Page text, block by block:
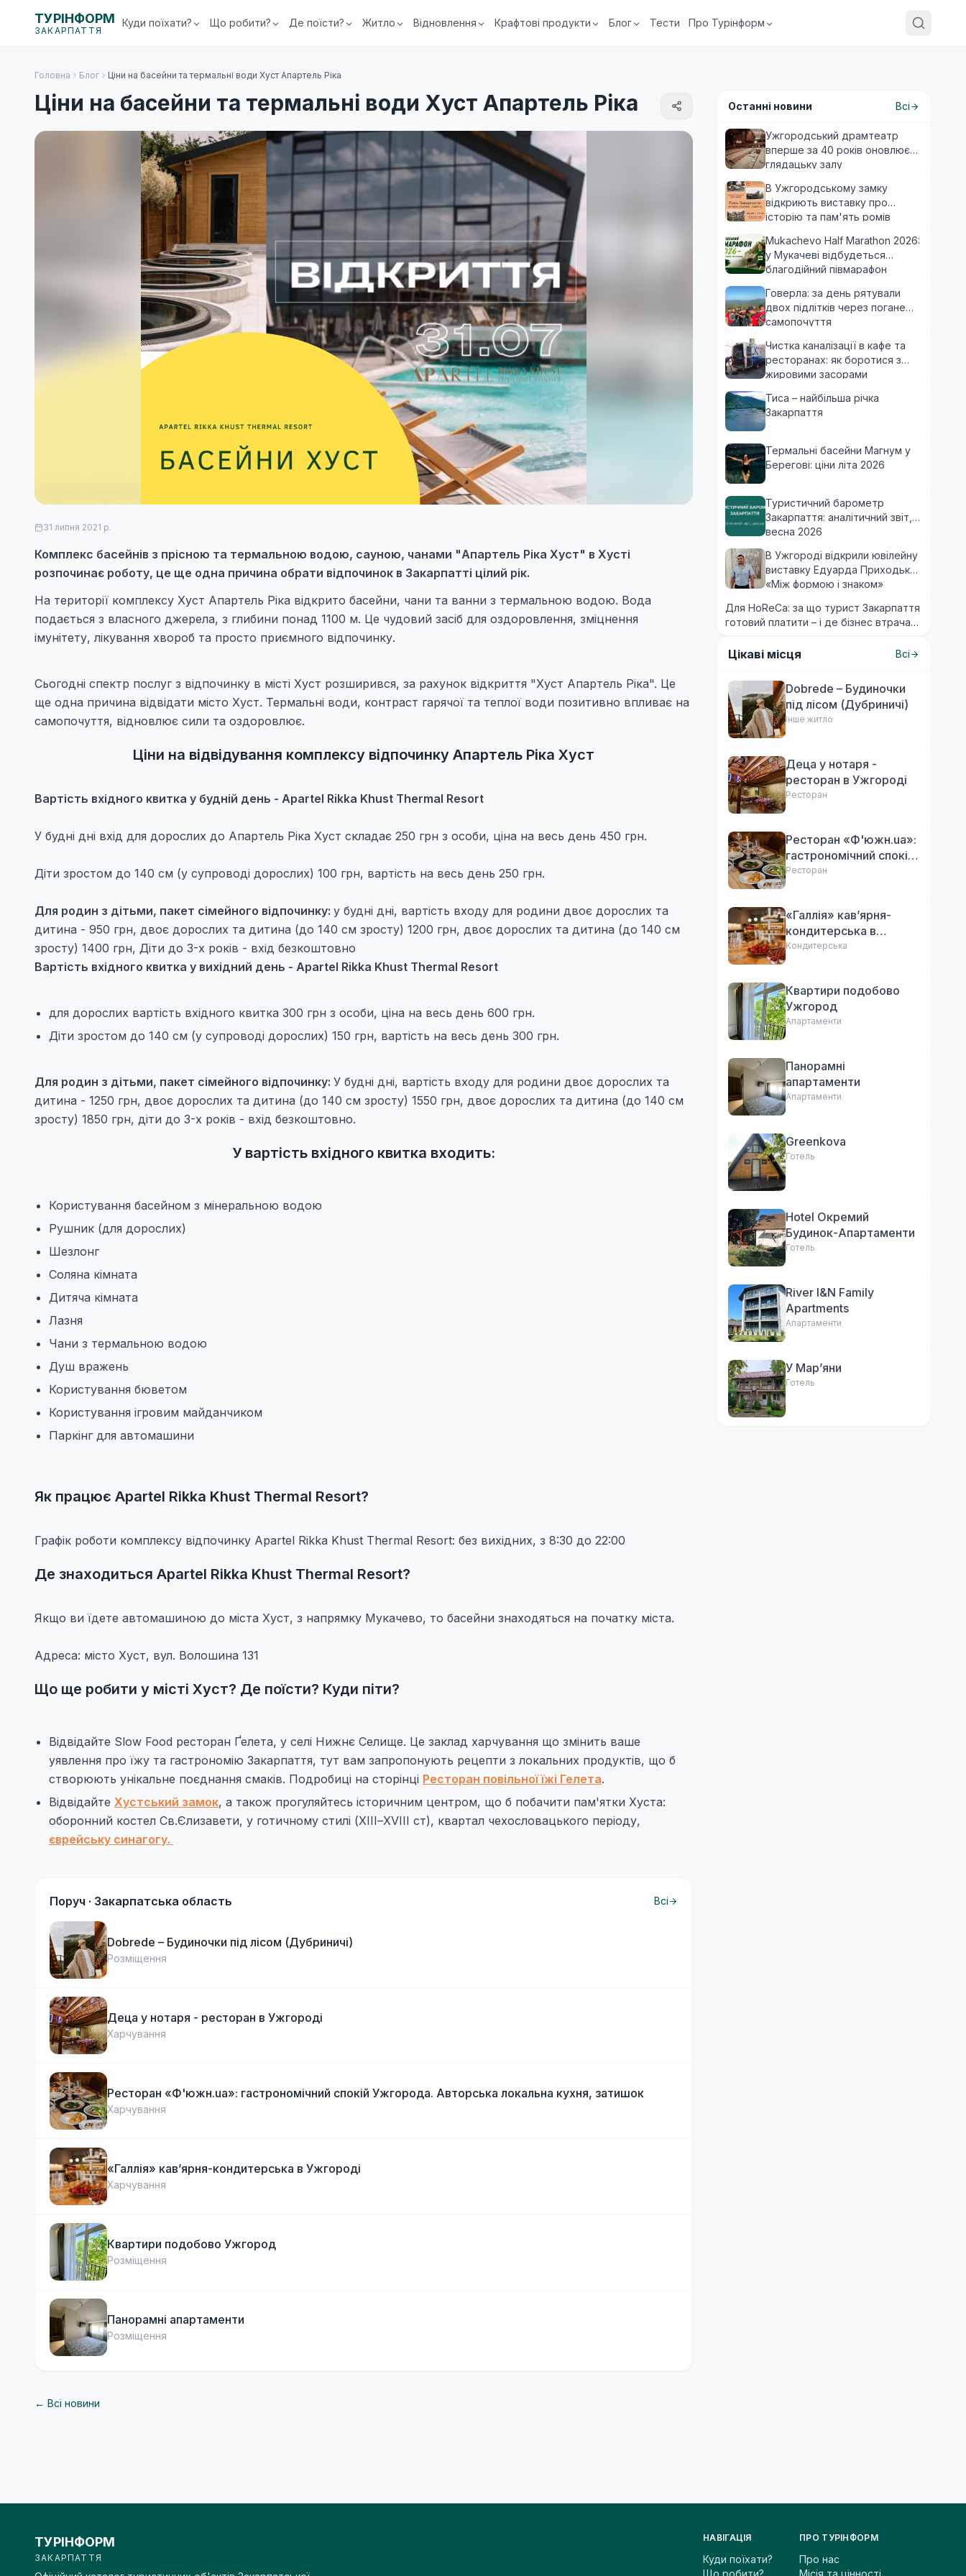
ТУРІНФОРМ
ЗАКАРПАТТЯ
Куди поїхати? Що робити? Де поїсти? Житло Відновлення Крафтові продукти Блог Тести Про Турінформ
Головна Блог Ціни на басейни та термальні води Хуст Апартель Ріка
Ціни на басейни та термальні води Хуст Апартель Ріка
31 липня 2021 р.
Комплекс басейнів з прісною та термальною водою, сауною, чанами "Апартель Ріка Хуст" в Хусті
розпочинає роботу, це ще одна причина обрати відпочинок в Закарпатті цілий рік.
На території комплексу Хуст Апартель Ріка відкрито басейни, чани та ванни з термальною водою. Вода
подається з власного джерела, з глибини понад 1100 м. Це чудовий засіб для оздоровлення, зміцнення
імунітету, лікування хвороб та просто приємного відпочинку.
Сьогодні спектр послуг з відпочинку в місті Хуст розширився, за рахунок відкриття "Хуст Апартель Ріка". Це
ще одна причина відвідати місто Хуст. Термальні води, контраст гарячої та теплої води позитивно впливає на
самопочуття, відновлює сили та оздоровлює.
Ціни на відвідування комплексу відпочинку Апартель Ріка Хуст
Вартість вхідного квитка у будній день - Apartel Rikka Khust Thermal Resort
У будні дні вхід для дорослих до Апартель Ріка Хуст складає 250 грн з особи, ціна на весь день 450 грн.
Діти зростом до 140 см (у супроводі дорослих) 100 грн, вартість на весь день 250 грн.
Для родин з дітьми, пакет сімейного відпочинку: у будні дні, вартість входу для родини двоє дорослих та
дитина - 950 грн, двоє дорослих та дитина (до 140 см зросту) 1200 грн, двоє дорослих та дитина (до 140 см
зросту) 1400 грн, Діти до 3-х років - вхід безкоштовно
Вартість вхідного квитка у вихідний день - Apartel Rikka Khust Thermal Resort
для дорослих вартість вхідного квитка 300 грн з особи, ціна на весь день 600 грн.
Діти зростом до 140 см (у супроводі дорослих) 150 грн, вартість на весь день 300 грн.
Для родин з дітьми, пакет сімейного відпочинку: У будні дні, вартість входу для родини двоє дорослих та
дитина - 1250 грн, двоє дорослих та дитина (до 140 см зросту) 1550 грн, двоє дорослих та дитина (до 140 см
зросту) 1850 грн, діти до 3-х років - вхід безкоштовно.
У вартість вхідного квитка входить:
Користування басейном з мінеральною водою
Рушник (для дорослих)
Шезлонг
Соляна кімната
Дитяча кімната
Лазня
Чани з термальною водою
Душ вражень
Користування бюветом
Користування ігровим майданчиком
Паркінг для автомашини
Як працює Apartel Rikka Khust Thermal Resort?
Графік роботи комплексу відпочинку Apartel Rikka Khust Thermal Resort: без вихідних, з 8:30 до 22:00
Де знаходиться Apartel Rikka Khust Thermal Resort?
Якщо ви їдете автомашиною до міста Хуст, з напрямку Мукачево, то басейни знаходяться на початку міста.
Адреса: місто Хуст, вул. Волошина 131
Що ще робити у місті Хуст? Де поїсти? Куди піти?
Відвідайте Slow Food ресторан Ґелета, у селі Нижнє Селище. Це заклад харчування що змінить ваше
уявлення про їжу та гастрономію Закарпаття, тут вам запропонують рецепти з локальних продуктів, що б
створюють унікальне поєднання смаків. Подробиці на сторінці Ресторан повільної їжі Гелета.
Відвідайте Хустський замок, а також прогуляйтесь історичним центром, що б побачити пам'ятки Хуста:
оборонний костел Св.Єлизавети, у готичному стилі (XIІІ–XVIII ст), квартал чехословацького періоду,
єврейську синагогу.
Поруч · Закарпатська область Всі
Dobrede – Будиночки під лісом (Дубриничі)
Розміщення
Деца у нотаря - ресторан в Ужгороді
Харчування
Ресторан «Ф'южн.ua»: гастрономічний спокій Ужгорода. Авторська локальна кухня, затишок
Харчування
«Галлія» кав’ярня-кондитерська в Ужгороді
Харчування
Квартири подобово Ужгород
Розміщення
Панорамні апартаменти
Розміщення
← Всі новини
Останні новини Всі
Ужгородський драмтеатр
вперше за 40 років оновлює
глядацьку залу
В Ужгородському замку
відкриють виставку про
історію та пам'ять ромів
Mukachevo Half Marathon 2026:
у Мукачеві відбудеться
благодійний півмарафон
Говерла: за день рятували
двох підлітків через погане
самопочуття
Чистка каналізації в кафе та
ресторанах: як боротися з
жировими засорами
Тиса – найбільша річка
Закарпаття
Термальні басейни Магнум у
Берегові: ціни літа 2026
Туристичний барометр
Закарпаття: аналітичний звіт,
весна 2026
В Ужгороді відкрили ювілейну
виставку Едуарда Приходька
«Між формою і знаком»
Для HoReCa: за що турист Закарпаття
готовий платити – і де бізнес втрачає
Цікаві місця Всі
Dobrede – Будиночки
під лісом (Дубриничі)
Інше житло
Деца у нотаря -
ресторан в Ужгороді
Ресторан
Ресторан «Ф'южн.ua»:
гастрономічний спокій
Ужгорода. Авторська
Ресторан
«Галлія» кав’ярня-
кондитерська в
Ужгороді
Кондитерська
Квартири подобово
Ужгород
Апартаменти
Панорамні
апартаменти
Апартаменти
Greenkova
Готель
Hotel Окремий
Будинок-Апартаменти
Готель
River I&N Family
Apartments
Апартаменти
У Марʼяни
Готель
ТУРІНФОРМ
ЗАКАРПАТТЯ
НАВІГАЦІЯ
Куди поїхати?
Що робити?
ПРО ТУРІНФОРМ
Про нас
Місія та цінності